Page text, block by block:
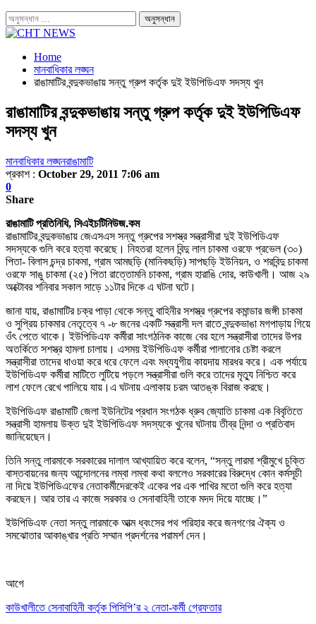
Home
মানবাধিকার লঙ্ঘন
রাঙামাটির বন্দুকভাঙায় সন্তু গ্রুপ কর্তৃক দুই ইউপিডিএফ সদস্য খুন
রাঙামাটির বন্দুকভাঙায় সন্তু গ্রুপ কর্তৃক দুই ইউপিডিএফ
সদস্য খুন
মানবাধিকার লঙ্ঘনরাঙামাটি
প্রকাশ : October 29, 2011 7:06 am
0
Share
রাঙামাটি প্রতিনিধি, সিএইচটিনিউজ.কম
রাঙামাটির বন্দুকভাঙায় জেএসএস সন্তু গ্রুপের সশস্ত্র সন্ত্রাসীরা দুই ইউপিডিএফ
সদস্যকে গুলি করে হত্যা করেছে। নিহতরা হলেন বিন্দু লাল চাকমা ওরফে প্রভেল (৩০)
পিতা- বিলাস চন্দ্র চাকমা, গ্রাম আমছড়ি (মানিকছড়ি) সাপছড়ি ইউনিয়ন, ও শরবিন্দু চাকমা
ওরফে সাঙু চাকমা (২৫) পিতা রাত্তোমনি চাকমা, গ্রাম হারাঙি দোর, কাউখালী। আজ ২৯
অক্টোবর শনিবার সকাল সাড়ে ১১টার দিকে এ ঘটনা ঘটে।
জানা যায়, রাঙামাটির চক্র পাড়া থেকে সন্তু বাহিনীর সশস্ত্র গ্রুপের কমান্ডার জঙ্গী চাকমা
ও সুপ্রিয় চাকমার নেতৃত্বে ৭ -৮ জনের একটি সন্ত্রাসী দল রাতে বন্দুকভাঙা মগপাড়ায় গিয়ে
ওঁৎ পেতে থাকে। ইউপিডিএফ কর্মীরা সাংগঠনিক কাজে বের হলে সন্ত্রাসীরা তাদের উপর
অতর্কিতে সশস্ত্র হামলা চালায়। এসময় ইউপিডিএফ কর্মীরা পালানোর চেষ্টা করলে
সন্ত্রাসীরা তাদের ধাওয়া করে ধরে ফেলে এবং মধ্যযুগীয় কায়দায় মারধর করে। এক পর্যায়ে
ইউপিডিএফ কর্মীরা মাটিতে লুটিয়ে পড়লে সন্ত্রাসীরা গুলি করে তাদের মৃত্যু নিশ্চিত করে
লাশ ফেলে রেখে পালিয়ে যায়। এ ঘটনায় এলাকায় চরম আতঙ্ক বিরাজ করছে।
ইউপিডিএফ রাঙামাটি জেলা ইউনিটের প্রধান সংগঠক ধ্রুব জ্যোতি চাকমা এক বিবৃতিতে
সন্ত্রাসী হামলায় উক্ত দুই ইউপিডিএফ সদস্যকে খুনের ঘটনায় তীব্র নিন্দা ও প্রতিবাদ
জানিয়েছেন।
তিনি সন্তু লারমাকে সরকারের দালাল আখ্যায়িত করে বলেন, “সন্তু লারমা শ্রীমুখে চুক্তি
বাস্তবায়নের জন্য আন্দোলনের লম্বা লম্বা কথা বললেও সরকারের বিরুদ্ধে কোন কর্মসূচী
না দিয়ে ইউপিডিএফের নেতাকর্মীদেরকেই একের পর এক পাখির মতো গুলি করে হত্যা
করছেন। আর তার এ কাজে সরকার ও সেনাবাহিনী তাকে মদদ দিয়ে যাচ্ছে । ”
ইউপিডিএফ নেতা সন্তু লারমাকে আত্ম ধ্বংসের পথ পরিহার করে জনগণের ঐক্য ও
সমঝোতার আকাঙ্খার প্রতি সম্মান প্রদর্শনের পরামর্শ দেন।
আগে
কাউখালীতে সেনাবাহিনী কর্তৃক পিসিপি’র ২ নেতা-কর্মী গ্রেফতার